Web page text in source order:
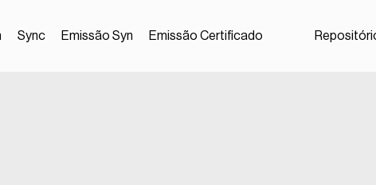
Sync Emissão Syn Emissão Certificado